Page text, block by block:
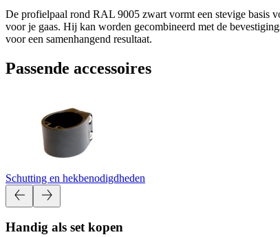
De profielpaal rond RAL 9005 zwart vormt een stevige basis
voor je gaas. Hij kan worden gecombineerd met de
voor een samenhangend resultaat.
Passende accessoires
Schutting en hekbenodigdheden
Handig als set kopen